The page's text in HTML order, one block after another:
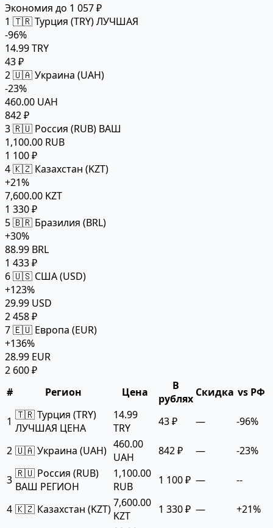
Экономия до 1 057 ₽
1 🇹🇷 Турция (TRY)ЛУЧШАЯ
-96%
14.99 TRY
43 ₽
2🇺🇦 Украина (UAH)
-23%
460.00 UAH
842 ₽
3🇷🇺 Россия (RUB) ВАШ
1,100.00 RUB
1 100 ₽
4🇰🇿 Казахстан (KZT)
+21%
7,600.00 KZT
1 330 ₽
5🇧🇷 Бразилия (BRL)
+30%
88.99 BRL
1 433 ₽
6🇺🇸 США (USD)
+123%
29.99 USD
2 458 ₽
7🇪🇺 Европа (EUR)
+136%
28.99 EUR
2 600 ₽
#
Регион Цена
В
рублях Скидка vs РФ
1 🇹🇷 Турция (TRY)
ЛУЧШАЯ ЦЕНА
14.99
TRY
43 ₽ — -96%
2 🇺🇦 Украина (UAH) 460.00
UAH
842 ₽ — -23%
3 🇷🇺 Россия (RUB)
ВАШ РЕГИОН
1,100.00
RUB
1 100 ₽ — --
4 🇰🇿 Казахстан (KZT)7,600.00
KZT
1 330 ₽ — +21%